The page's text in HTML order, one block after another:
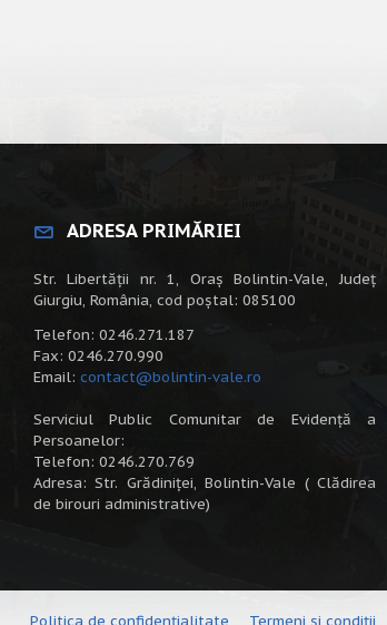
ADRESA PRIMĂRIEI
Str. Libertății nr. 1, Oraș Bolintin-Vale, Județ
Giurgiu, România, cod poștal: 085100
Telefon: 0246.271.187
Fax: 0246.270.990
Email: contact@bolintin-vale.ro
Serviciul Public Comunitar de Evidență a
Persoanelor:
Telefon: 0246.270.769
Adresa: Str. Grădiniței, Bolintin-Vale ( Clădirea
de birouri administrative)
Politica de confidențialitate Termeni și condiții